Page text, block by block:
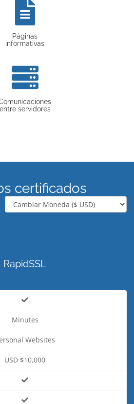
Páginas
informativas
entre servidores
certificados
RapidSSL
Minutes
Websites
USD $10,000